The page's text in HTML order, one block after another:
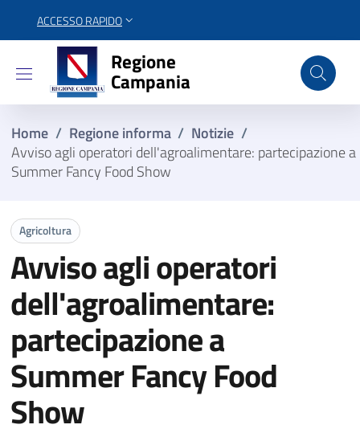
ACCESSO RAPIDO
Regione Campania
Regione
Campania
Home / Regione informa / Notizie /
Avviso agli operatori dell'agroalimentare: partecipazione a
Summer Fancy Food Show
Agricoltura
Avviso agli operatori
dell'agroalimentare:
partecipazione a
Summer Fancy Food
Show